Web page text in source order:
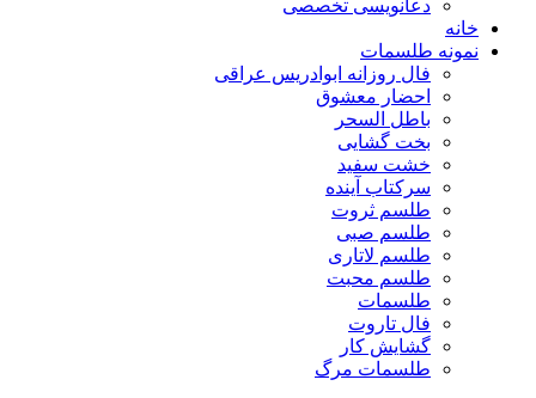
دعانویسی تخصصی
خانه
نمونه طلسمات
فال روزانه ابوادریس عراقی
احضار معشوق
باطل السحر
بخت گشایی
خشت سفید
سرکتاب آینده
طلسم ثروت
طلسم صبی
طلسم لاتاری
طلسم محبت
طلسمات
فال تاروت
گشایش کار
طلسمات مرگ